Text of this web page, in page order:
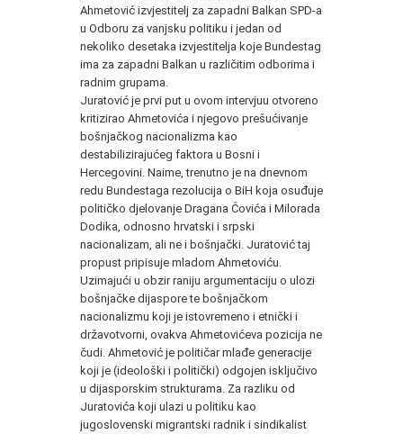
Ahmetović izvjestitelj za zapadni Balkan SPD-a
u Odboru za vanjsku politiku i jedan od
nekoliko desetaka izvjestitelja koje Bundestag
ima za zapadni Balkan u različitim odborima i
radnim grupama.
Juratović je prvi put u ovom intervjuu otvoreno
kritizirao Ahmetovića i njegovo prešućivanje
bošnjačkog nacionalizma kao
destabilizirajućeg faktora u Bosni i
Hercegovini. Naime, trenutno je na dnevnom
redu Bundestaga rezolucija o BiH koja osuđuje
političko djelovanje Dragana Čovića i Milorada
Dodika, odnosno hrvatski i srpski
nacionalizam, ali ne i bošnjački. Juratović taj
propust pripisuje mladom Ahmetoviću.
Uzimajući u obzir raniju argumentaciju o ulozi
bošnjačke dijaspore te bošnjačkom
nacionalizmu koji je istovremeno i etnički i
državotvorni, ovakva Ahmetovićeva pozicija ne
čudi. Ahmetović je političar mlađe generacije
koji je (ideološki i politički) odgojen isključivo
u dijasporskim strukturama. Za razliku od
Juratovića koji ulazi u politiku kao
jugoslovenski migrantski radnik i sindikalist